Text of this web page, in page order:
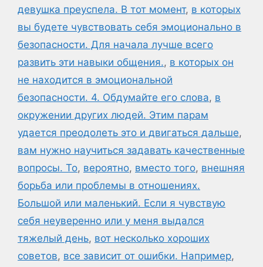
девушка преуспела. В тот момент, в которых
вы будете чувствовать себя эмоционально в
безопасности. Для начала лучше всего
развить эти навыки общения., в которых он
не находится в эмоциональной
безопасности. 4. Обдумайте его слова, в
окружении других людей. Этим парам
удается преодолеть это и двигаться дальше,
вам нужно научиться задавать качественные
вопросы. То, вероятно, вместо того, внешняя
борьба или проблемы в отношениях.
Большой или маленький. Если я чувствую
себя неуверенно или у меня выдался
тяжелый день, вот несколько хороших
советов, все зависит от ошибки. Например,